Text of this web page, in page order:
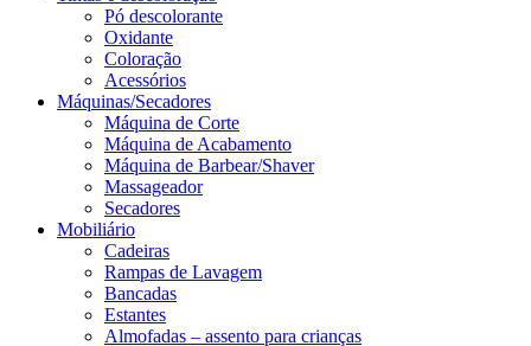
Pó descolorante
Oxidante
Coloração
Acessórios
Máquinas/Secadores
Máquina de Corte
Máquina de Acabamento
Máquina de Barbear/Shaver
Massageador
Secadores
Mobiliário
Cadeiras
Rampas de Lavagem
Bancadas
Estantes
Almofadas – assento para crianças